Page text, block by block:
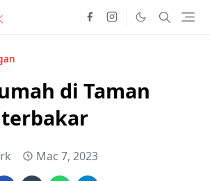
di Taman
Mac 7, 2023